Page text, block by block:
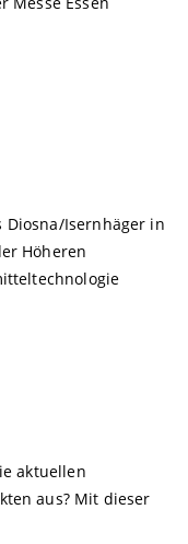
Diosna/Isernhäger in
Höheren
aktuellen
aus? Mit dieser